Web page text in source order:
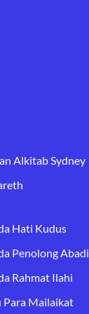
Alkitab Sydney
Hati Kudus
Penolong Abadi
Rahmat Ilahi
Para Mailaikat